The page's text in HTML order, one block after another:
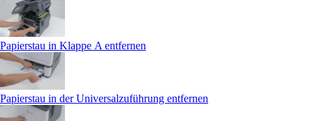
Papierstau in Klappe A entfernen
Papierstau in der Universalzuführung entfernen